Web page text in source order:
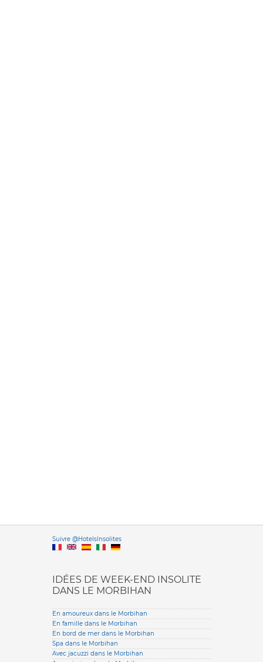
Suivre @HotelsInsolitesVersione
IDÉES DE WEEK-END INSOLITE
DANS LE MORBIHAN
En amoureux dans le Morbihan
En famille dans le Morbihan
En bord de mer dans le Morbihan
Spa dans le Morbihan
Avec jacuzzi dans le Morbihan